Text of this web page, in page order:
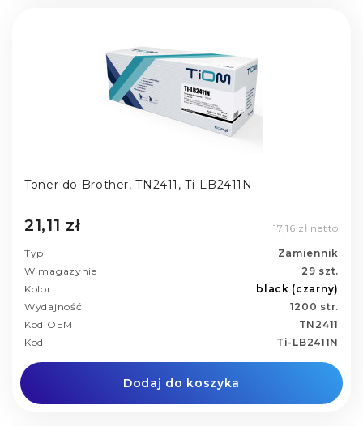
Toner do Brother, TN2411, Ti-LB2411N
21,11 zł 17,16 zł netto
Typ
Zamiennik
W magazynie
29 szt.
Kolor
black (czarny)
Wydajność
1200 str.
Kod OEM
TN2411
Kod
Ti-LB2411N
Dodaj do koszyka